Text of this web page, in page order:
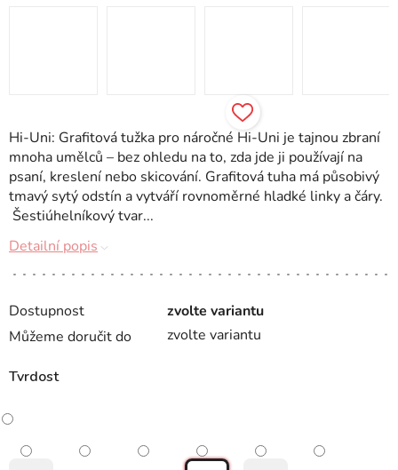
Dostupnost
zvolte variantu
Můžeme doručit do
zvolte variantu
Tvrdost
Hi-Uni: Grafitová tužka pro náročné Hi-Uni je tajnou zbraní
mnoha umělců – bez ohledu na to, zda jde ji používají na
psaní, kreslení nebo skicování. Grafitová tuha má působivý
tmavý sytý odstín a vytváří rovnoměrné hladké linky a čáry.
Šestiúhelníkový tvar...
Detailní popis